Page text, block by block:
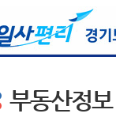
부동산정